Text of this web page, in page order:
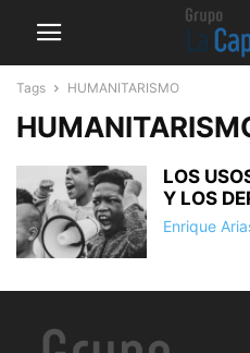
Tags HUMANITARISMO
LOS
Y LOS
Enrique